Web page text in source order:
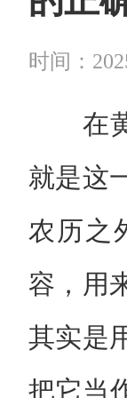
时间：
在黄
就是这
农历之
容，用
其实是
把它当